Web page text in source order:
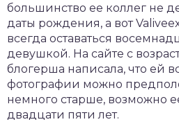
большинство ее коллег не
даты рождения, а вот
всегда оставаться
девушкой. На сайте с
блогерша написала, что ей
фотографии можно
немного старше, возможно
двадцати пяти лет.